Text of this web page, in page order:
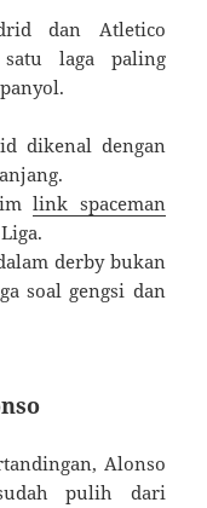
dan Atletico
laga paling
dikenal dengan
link spaceman
derby bukan
soal gengsi dan
Alonso
pulih dari